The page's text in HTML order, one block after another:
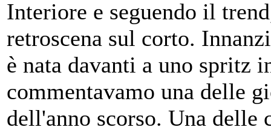
Interiore e seguendo il
retroscena sul corto.
è nata davanti a uno spritz
commentavamo una delle
dell'anno scorso. Una delle